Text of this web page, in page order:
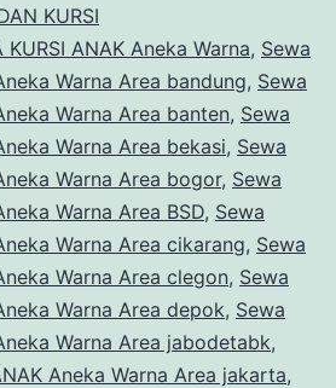
KURSI
KURSI ANAK Aneka Warna, Sewa
Warna Area bandung, Sewa
Warna Area banten, Sewa
Warna Area bekasi, Sewa
Warna Area bogor, Sewa
Warna Area BSD, Sewa
Warna Area cikarang, Sewa
Warna Area clegon, Sewa
Warna Area depok, Sewa
Warna Area jabodetabk,
Aneka Warna Area jakarta,